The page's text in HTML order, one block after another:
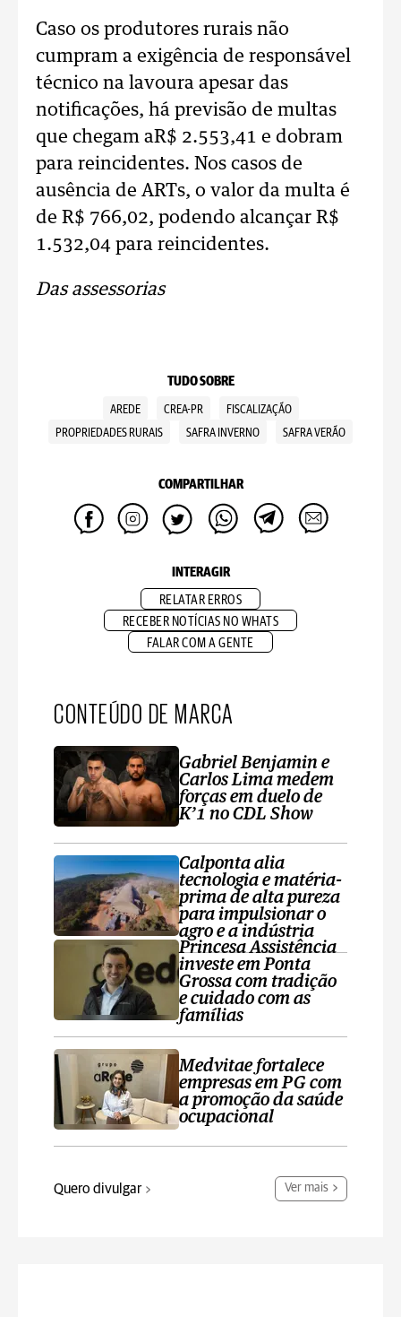
Caso os produtores rurais não
cumpram a exigência de responsável
técnico na lavoura apesar das
notificações, há previsão de multas
que chegam aR$ 2.553,41 e dobram
para reincidentes. Nos casos de
ausência de ARTs, o valor da multa é
de R$ 766,02, podendo alcançar R$
1.532,04 para reincidentes.
Das assessorias
TUDO SOBRE
AREDE CREA-PR
FISCALIZAÇÃO
PROPRIEDADES RURAIS
SAFRA INVERNO SAFRA VERÃO
COMPARTILHAR
INTERAGIR
RELATAR ERROS
RECEBER NOTÍCIAS NO WHATS
FALAR COM A GENTE
CONTEÚDO DE MARCA
Gabriel Benjamin e
Carlos Lima medem
forças em duelo de
K’1 no CDL Show
Calponta alia
tecnologia e matéria-
prima de alta pureza
para impulsionar o
agro e a indústria
Princesa Assistência
investe em Ponta
Grossa com tradição
e cuidado com as
famílias
Medvitae fortalece
empresas em PG com
a promoção da saúde
ocupacional
Quero divulgar Ver mais